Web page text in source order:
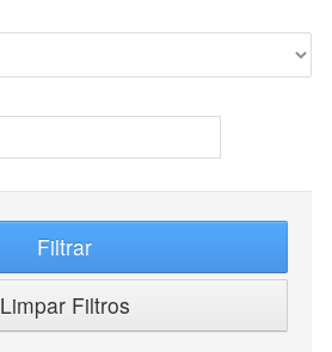
Filtrar
Limpar Filtros